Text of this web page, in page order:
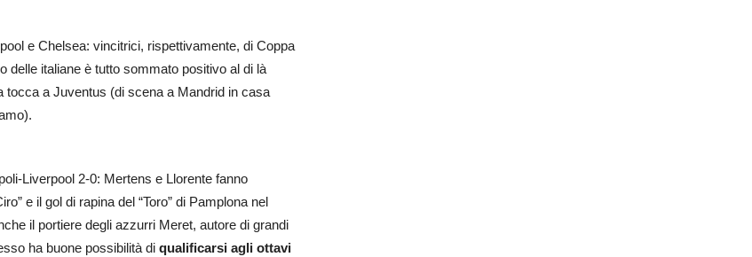
e Chelsea: vincitrici, rispettivamente, di Coppa
delle italiane è tutto sommato positivo al di là
tocca a Juventus (di scena a Mandrid in casa
Liverpool 2-0: Mertens e Llorente fanno
e il gol di rapina del “Toro” di Pamplona nel
il portiere degli azzurri Meret, autore di grandi
ha buone possibilità di qualificarsi agli ottavi